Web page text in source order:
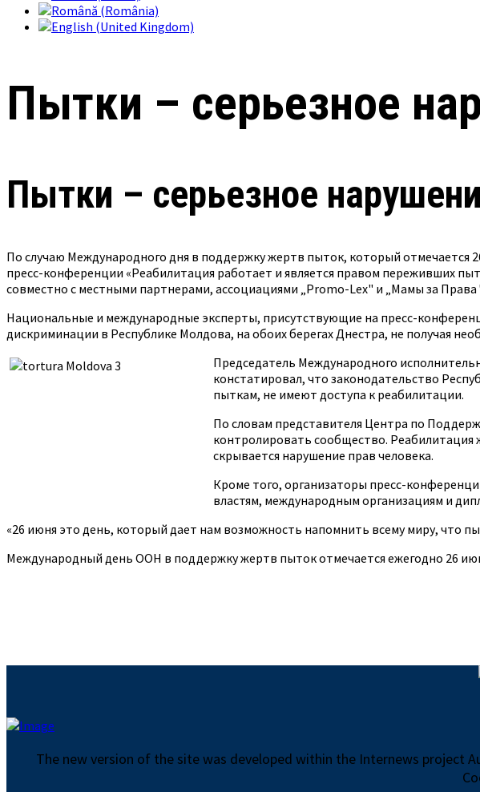
Пытки – серьезное
Пытки – серьезное
По случаю Международного дня в поддержку жертв пыток, который отмечается
пресс-конференции «Реабилитация работает и является правом переживших
совместно с местными партнерами, ассоциациями „Promo-Lex" и „Мамы за Права
Национальные и международные эксперты, присутствующие на пресс-
дискриминации в Республике Молдова, на обоих берегах Днестра, не получая
Председатель Международного
констатировал, что законодательство
пыткам, не имеют доступа к реабилитации.
По словам представителя Центра по
контролировать сообщество. Реабилитация
скрывается нарушение прав человека.
Кроме того, организаторы пресс-
властям, международным организациям и
«26 июня это день, который дает нам возможность напомнить всему миру, что
Международный день ООН в поддержку жертв пыток отмечается ежегодно 26
The new version of the site was developed within the Internews project